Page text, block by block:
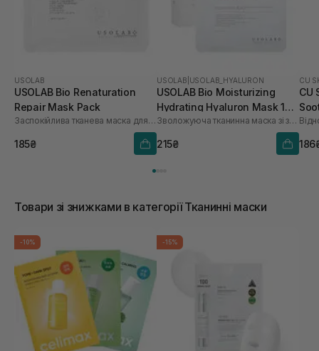
USOLAB
USOLAB Bio Renaturation
Repair Mask Pack
Заспокійлива тканева маска для обличчя
185₴
USOLAB USOLAB_HYALURON
USOLAB Bio Moisturizing
Hydrating Hyaluron Mask 1
шт
Зволожуюча тканинна маска зі заспокійливою та антивіковою дією
215₴
CU
CU
Товари зі знижками в категорії Тканинні маски
-10% -15%